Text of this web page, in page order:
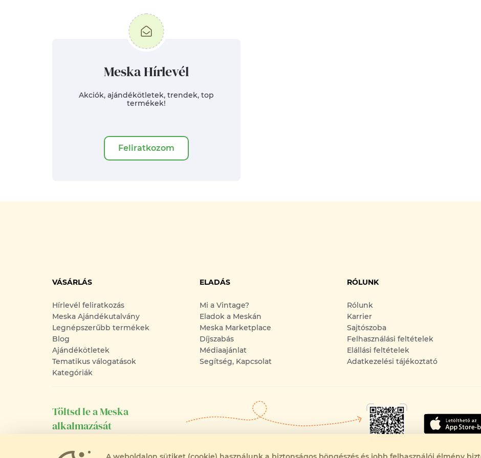
Meska Hírlevél
Akciók, ajándékötletek, trendek, top
termékek!
Feliratkozom
VÁSÁRLÁS
Hírlevél feliratkozás
Meska Ajándékutalvány
Legnépszerűbb termékek
Blog
Ajándékötletek
Tematikus válogatások
Kategóriák
ELADÁS
Mi a Vintage?
Eladok a Meskán
Meska Marketplace
Díjszabás
Médiaajánlat
Segítség, Kapcsolat
RÓLUNK
Rólunk
Karrier
Sajtószoba
Felhasználási feltételek
Elállási feltételek
Adatkezelési tájékoztató
Töltsd le a Meska
alkalmazását